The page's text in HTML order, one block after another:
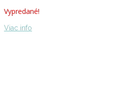
Vypredané!
Viac info